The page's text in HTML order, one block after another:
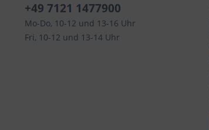
+49 7121 1477900
Mo-Do, 10-12 und 13-16 Uhr
Fri, 10-12 und 13-14 Uhr